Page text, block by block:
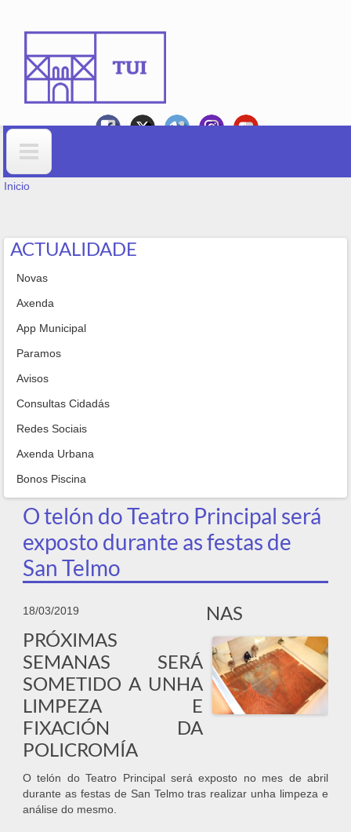
Formulario de busca
VOSTEDE ESTÁ AQUÍ
Inicio
ACTUALIDADE
Novas
Axenda
App Municipal
Paramos
Avisos
Consultas Cidadás
Redes Sociais
Axenda Urbana
Bonos Piscina
O telón do Teatro Principal será
exposto durante as festas de
San Telmo
18/03/2019
NAS
PRÓXIMAS
SEMANAS SERÁ
SOMETIDO A UNHA
LIMPEZA E
FIXACIÓN DA
POLICROMÍA
O telón do Teatro Principal será exposto no mes de abril
durante as festas de San Telmo tras realizar unha limpeza e
análise do mesmo.